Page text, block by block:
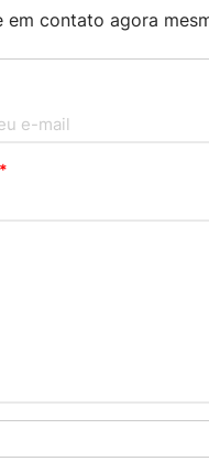
contato agora
*